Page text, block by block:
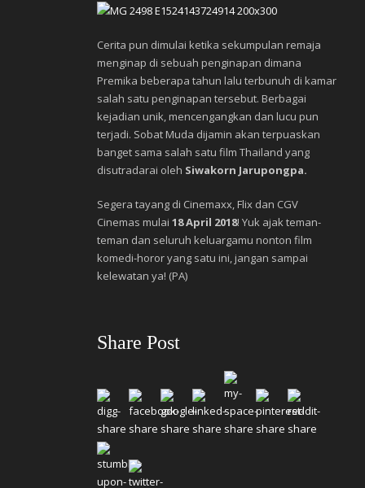
Cerita pun dimulai ketika sekumpulan remaja
menginap di sebuah penginapan dimana
Premika beberapa tahun lalu terbunuh di kamar
salah satu penginapan tersebut. Berbagai
kejadian unik, mencengangkan dan lucu pun
terjadi. Sobat Muda dijamin akan terpuaskan
banget sama salah satu film Thailand yang
disutradarai oleh Siwakorn Jarupongpa.
Segera tayang di Cinemaxx, Flix dan CGV
Cinemas mulai 18 April 2018! Yuk ajak teman-
teman dan seluruh keluargamu nonton film
komedi-horor yang satu ini, jangan sampai
kelewatan ya! (PA)
Share Post